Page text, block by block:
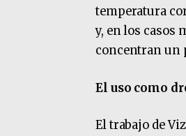
temperatura
y, en los casos
concentran un
El uso como
El trabajo de